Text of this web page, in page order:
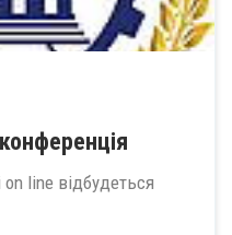
line відбудеться